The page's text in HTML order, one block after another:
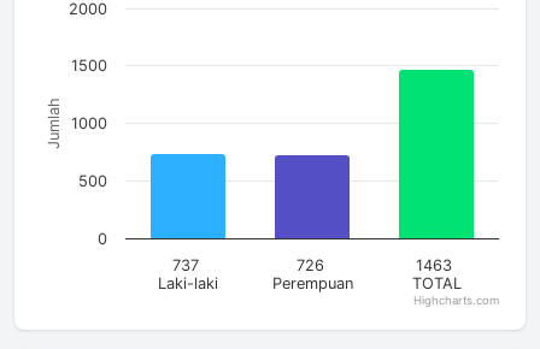
The chart has 1 X axis displaying categories.
Jumlah
737
Laki-laki
726
Perempuan
1463
TOTAL
0
500
1000
1500
2000
Highcharts.com